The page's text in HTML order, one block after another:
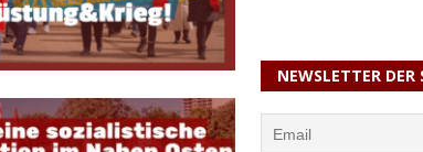
NEWSLETTER DER